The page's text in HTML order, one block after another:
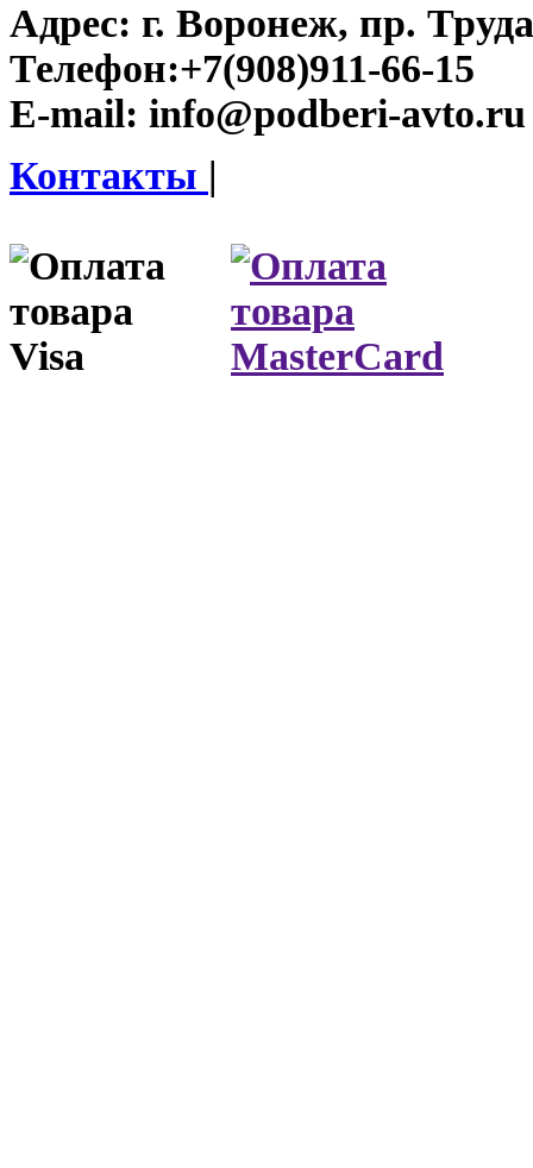
Адрес: г. Воронеж, пр.
Телефон:+7(908)911-66-15
E-mail: info@podberi-avto.ru
Контакты |